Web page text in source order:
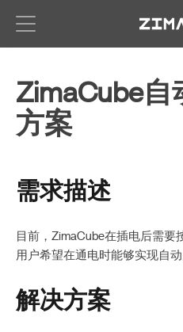
ZimaCube自
方案
需求描述
目前，ZimaCube在插电后需
用户希望在通电时能够实现自动
解决方案